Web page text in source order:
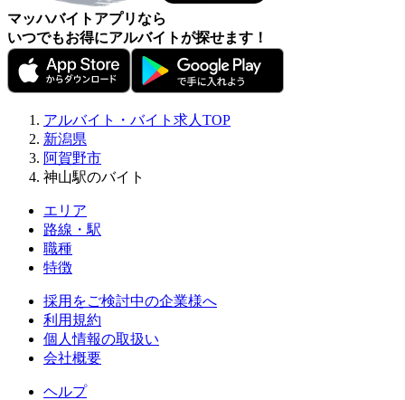
マッハバイトアプリなら
いつでもお得にアルバイトが探せます！
アルバイト・バイト求人TOP
新潟県
阿賀野市
神山駅のバイト
エリア
路線・駅
職種
特徴
採用をご検討中の企業様へ
利用規約
個人情報の取扱い
会社概要
ヘルプ